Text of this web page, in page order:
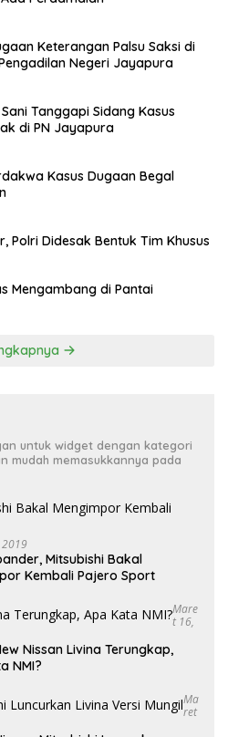
Keterangan Palsu Saksi di
Negeri Jayapura
Tanggapi Sidang Kasus
di PN Jayapura
Kasus Dugaan Begal
Polri Didesak Bentuk Tim Khusus
Mengambang di Pantai
untuk widget dengan kategori
mudah memasukkannya pada
Mitsubishi Bakal
Kembali Pajero Sport
Mare
T 16,
Nissan Livina Terungkap,
NMI?
Ma
Ret